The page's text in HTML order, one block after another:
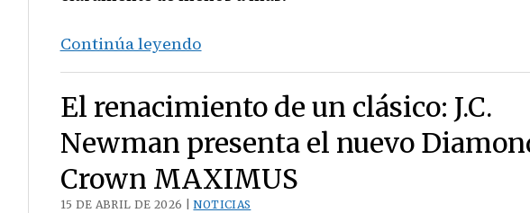
Continúa leyendoOliva
Serie
V
Double
Robusto
El renacimiento de un clásico: J.C.
Newman presenta el nuevo
Crown MAXIMUS
15 DE ABRIL DE 2026 |NOTICIAS